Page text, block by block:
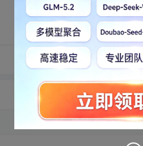
转发到动态 举报